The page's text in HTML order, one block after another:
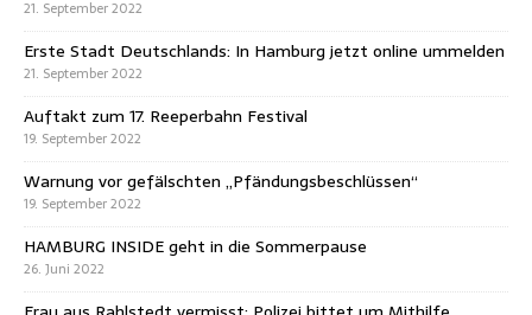
21. September 2022
Erste Stadt Deutschlands: In Hamburg jetzt online ummelden
21. September 2022
Auftakt zum 17. Reeperbahn Festival
19. September 2022
Warnung vor gefälschten „Pfändungsbeschlüssen“
19. September 2022
HAMBURG INSIDE geht in die Sommerpause
26. Juni 2022